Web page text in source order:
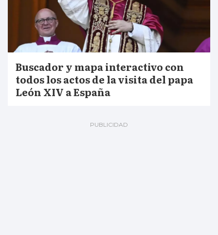
Buscador y mapa interactivo con
todos los actos de la visita del papa
León XIV a España